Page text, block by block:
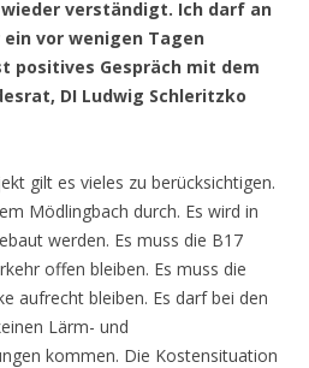
verständigt. Ich darf an
vor wenigen Tagen
positives Gespräch mit dem
DI Ludwig Schleritzko
gilt es vieles zu berücksichtigen.
Mödlingbach durch. Es wird in
werden. Es muss die B17
offen bleiben. Es muss die
aufrecht bleiben. Es darf bei den
Lärm- und
kommen. Die Kostensituation